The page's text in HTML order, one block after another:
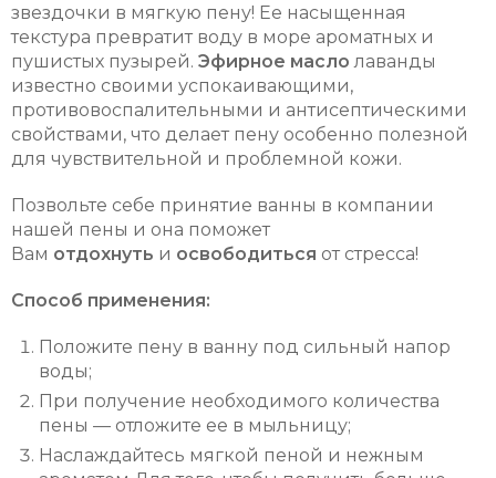
звездочки в мягкую пену! Ее насыщенная
текстура превратит воду в море ароматных и
пушистых пузырей. Эфирное масло лаванды
известно своими успокаивающими,
противовоспалительными и антисептическими
свойствами, что делает пену особенно полезной
для чувствительной и проблемной кожи.
Позвольте себе принятие ванны в компании
нашей пены и она поможет
Вам отдохнуть и освободиться от стресса!
Способ применения:
Положите пену в ванну под сильный напор
воды;
При получение необходимого количества
пены — отложите ее в мыльницу;
Наслаждайтесь мягкой пеной и нежным